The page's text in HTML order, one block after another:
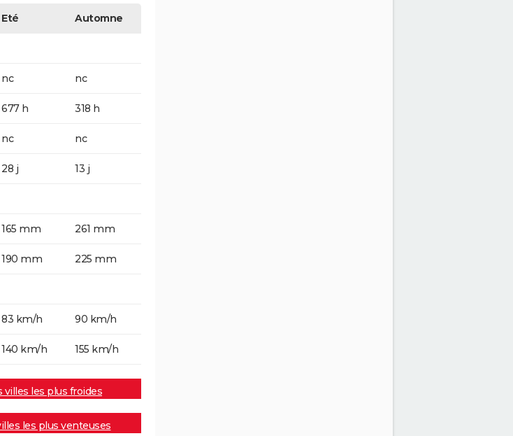
Eté Automne
nc nc
677 h 318 h
nc nc
28 j 13 j
165 mm 261 mm
190 mm 225 mm
83 km/h 90 km/h
140 km/h 155 km/h
villes les plus froides
les plus venteuses